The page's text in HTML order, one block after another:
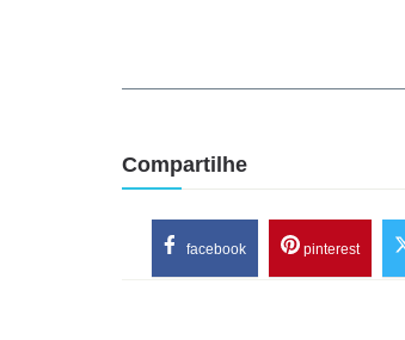
Compartilhe
facebook pinterest